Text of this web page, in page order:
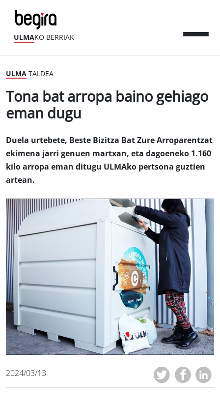
ULMAKO BERRIAK
ULMA TALDEA
Tona bat arropa baino gehiago
eman dugu
Duela urtebete, Beste Bizitza Bat Zure Arroparentzat
ekimena jarri genuen martxan, eta dagoeneko 1.160
kilo arropa eman ditugu ULMAko pertsona guztien
artean.
2024/03/13